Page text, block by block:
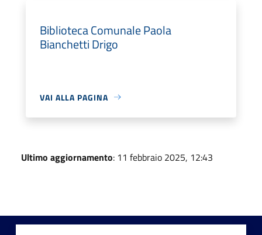
Biblioteca Comunale Paola
Bianchetti Drigo
VAI ALLA PAGINA
Ultimo aggiornamento: 11 febbraio 2025, 12:43